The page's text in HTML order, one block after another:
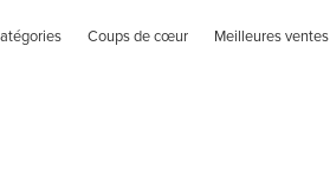
Coups de cœur Meilleures ventes